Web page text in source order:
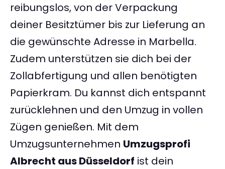
reibungslos, von der Verpackung
deiner Besitztümer bis zur Lieferung an
die gewünschte Adresse in Marbella.
Zudem unterstützen sie dich bei der
Zollabfertigung und allen benötigten
Papierkram. Du kannst dich entspannt
zurücklehnen und den Umzug in vollen
Zügen genießen. Mit dem
Umzugsunternehmen Umzugsprofi
Albrecht aus Düsseldorf ist dein